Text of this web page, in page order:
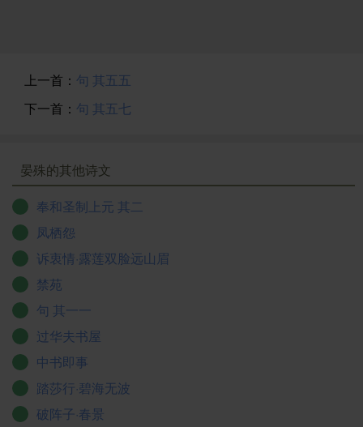
上一首： 句 其五五
下一首： 句 其五七
晏殊的其他诗文
奉和圣制上元 其二
凤栖怨
诉衷情·露莲双脸远山眉
禁苑
句 其一一
过华夫书屋
中书即事
踏莎行·碧海无波
破阵子·春景